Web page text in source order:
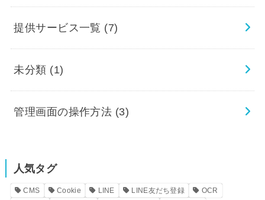
提供サービス一覧 (7)
未分類 (1)
管理画面の操作方法 (3)
人気タグ
CMS Cookie LINE LINE友だち登録
OCR